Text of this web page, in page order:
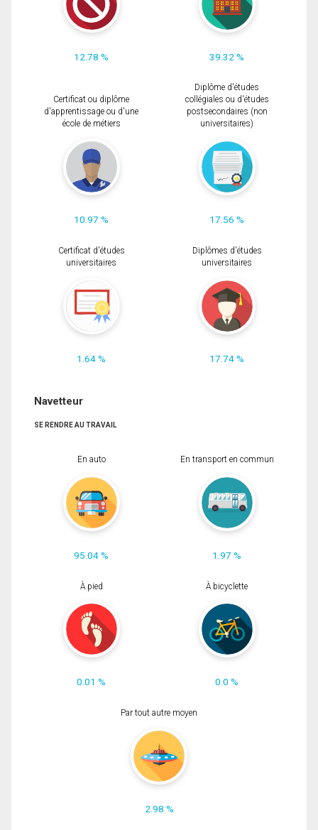
12.78 % 39.32 %
Certificat ou diplôme
d'apprentissage ou d'une
école de métiers
10.97 %
Diplôme d'études
collégiales ou d'études
postsecondaires (non
universitaires)
17.56 %
Certificat d'études
universitaires
1.64 %
Diplômes d'études
universitaires
17.74 %
Navetteur
SE RENDRE AU TRAVAIL
En auto
95.04 %
En transport en commun
1.97 %
À pied
0.01 %
À bicyclette
0.0 %
Par tout autre moyen
2.98 %